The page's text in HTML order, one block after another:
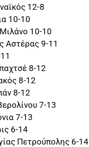
12-8
10-10
10-10
Αστέρας 9-11
8-12
8-12
8-12
7-13
7-13
6-14
Πετρούπολης 6-14